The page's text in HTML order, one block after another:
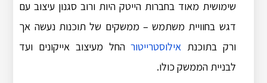
שימושית מאוד בחברות הייטק היות ורוב סגנון עיצוב עם
דגש בחוויית משתמש – ממשקים של תוכנות נעשה אך
ורק בתוכנת אילוסטרייטורהחל מעיצוב אייקונים ועד
לבניית הממשק כולו.